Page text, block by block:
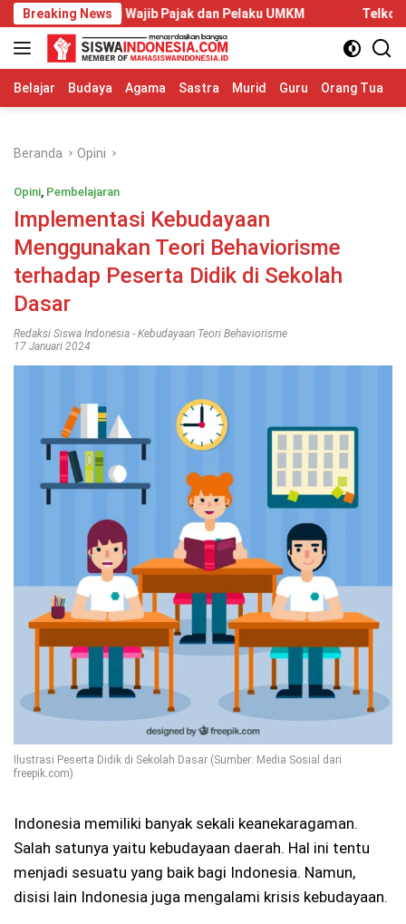
Langsung
ke
konten
Breaking News
Pajak dan Pelaku UMKM Telkom University Dorong
Belajar Budaya Agama Sastra Murid Guru Orang Tua
Beranda Opini
Opini, Pembelajaran
Implementasi Kebudayaan
Menggunakan Teori Behaviorisme
terhadap Peserta Didik di Sekolah
Dasar
Redaksi Siswa Indonesia - Kebudayaan Teori Behaviorisme
17 Januari 2024
Ilustrasi Peserta Didik di Sekolah Dasar (Sumber: Media Sosial dari
freepik.com)
Indonesia memiliki banyak sekali keanekaragaman.
Salah satunya yaitu kebudayaan daerah. Hal ini tentu
menjadi sesuatu yang baik bagi Indonesia. Namun,
disisi lain Indonesia juga mengalami krisis kebudayaan.